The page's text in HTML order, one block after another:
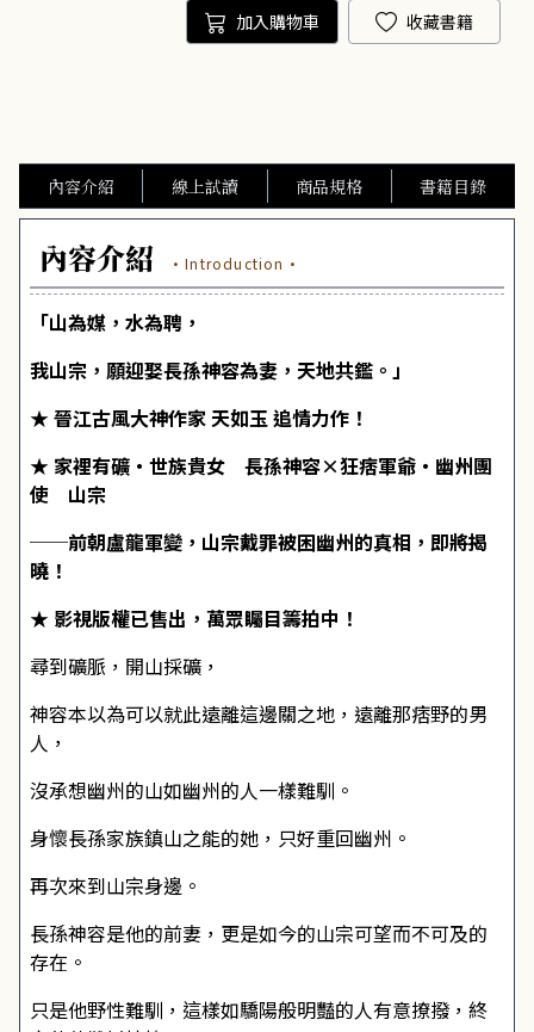
加入購物車 收藏書籍
內容介紹 線上試讀 商品規格 書籍目錄
內容介紹 ·Introduction·
「山為媒，水為聘，
我山宗，願迎娶長孫神容為妻，天地共鑑。」
★ 晉江古風大神作家 天如玉 追情力作！
★ 家裡有礦‧世族貴女 長孫神容×狂痞軍爺‧幽州團
使 山宗
──前朝盧龍軍變，山宗戴罪被困幽州的真相，即將揭
曉！
★ 影視版權已售出，萬眾矚目籌拍中！
尋到礦脈，開山採礦，
神容本以為可以就此遠離這邊關之地，遠離那痞野的男
人，
沒承想幽州的山如幽州的人一樣難馴。
身懷長孫家族鎮山之能的她，只好重回幽州。
再次來到山宗身邊。
長孫神容是他的前妻，更是如今的山宗可望而不可及的
存在。
只是他野性難馴，這樣如驕陽般明豔的人有意撩撥，終